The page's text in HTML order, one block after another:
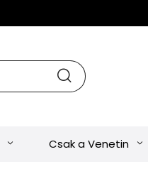
Csak a Venetin